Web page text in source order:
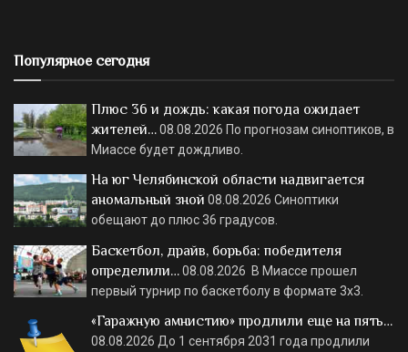
Популярное сегодня
Плюс 36 и дождь: какая погода ожидает
жителей…08.08.2026 По прогнозам синоптиков, в
Миассе будет дождливо.
На юг Челябинской области надвигается
аномальный зной 08.08.2026 Синоптики
обещают до плюс 36 градусов.
Баскетбол, драйв, борьба: победителя
определили…08.08.2026 В Миассе прошел
первый турнир по баскетболу в формате 3х3.
«Гаражную амнистию» продлили еще на пять…
08.08.2026 До 1 сентября 2031 года продлили